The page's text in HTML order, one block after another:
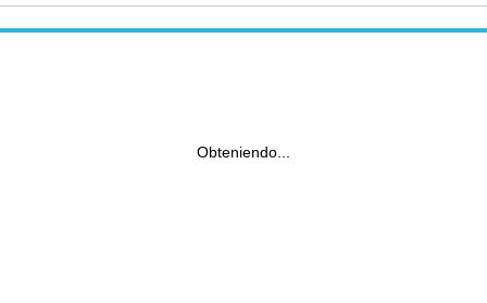
Obteniendo...